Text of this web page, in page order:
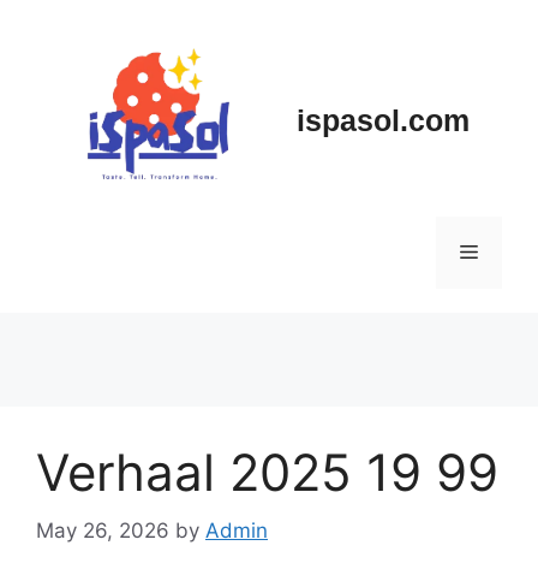
ispasol.com
Menu
Verhaal 2025 19 99
May 26, 2026 by Admin